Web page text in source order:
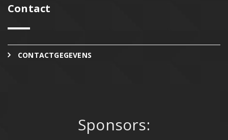
Contact
CONTACTGEGEVENS
Sponsors: